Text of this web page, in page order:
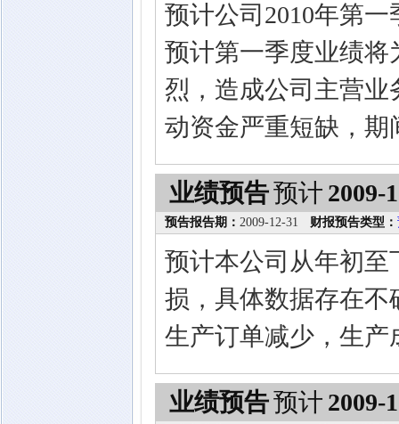
预计公司2010年第
预计第一季度业绩将
烈，造成公司主营
动资金严重短缺，期
业绩预告预计 2009-
预告报告期： 2009-12-31 财报预告类型：
预计本公司从年初
损，具体数据存在
生产订单减少，生
业绩预告预计 2009-